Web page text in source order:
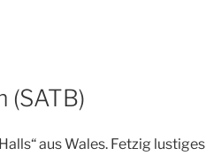
(SATB)
aus Wales. Fetzig lustiges